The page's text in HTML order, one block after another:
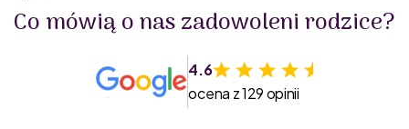
Co mówią o nas zadowoleni rodzice?
4.6
ocena z 129 opinii